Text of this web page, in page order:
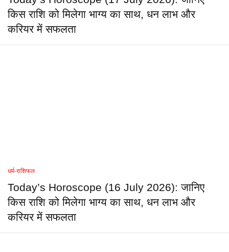
किस राशि को मिलेगा भाग्य का साथ, धन लाभ और
करियर में सफलता
धर्म-राशिफल
Today’s Horoscope (16 July 2026): जानिए
किस राशि को मिलेगा भाग्य का साथ, धन लाभ और
करियर में सफलता